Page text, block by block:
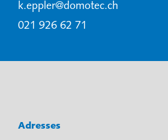
k.eppler@domotec.ch
021 926 62 71
Adresses